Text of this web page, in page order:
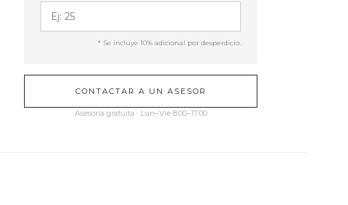
* Se incluye 10% adicional por desperdicio.
CONTACTAR A UN ASESOR
Asesoría gratuita · Lun–Vie 8:00–17:00